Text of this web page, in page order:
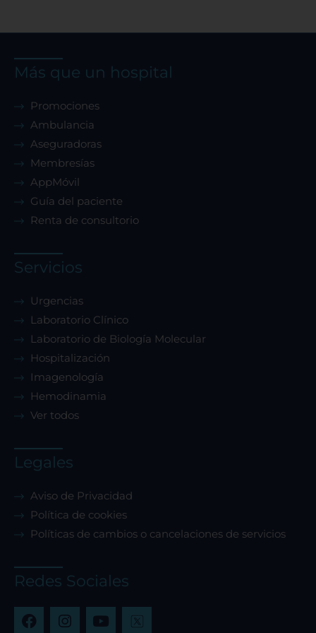
Más que un hospital
Promociones
Ambulancia
Aseguradoras
Membresías
AppMóvil
Guía del paciente
Renta de consultorio
Servicios
Urgencias
Laboratorio Clínico
Laboratorio de Biología Molecular
Hospitalización
Imagenología
Hemodinamia
Ver todos
Legales
Aviso de Privacidad
Política de cookies
Políticas de cambios o cancelaciones de servicios
Redes Sociales
F
a
I
n
Y
o
Sistema de personalización de cookies
Cookies dirigidas
Cookies de funcionalidad
Cookies de rendimiento
Confirmar mis preferencias